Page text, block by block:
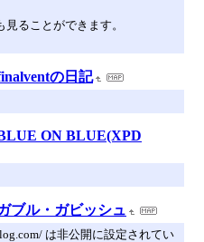
ることができます。
の日記
ON BLUE(XPD
ブル・ガビッシュ
は非公開に設定されてい